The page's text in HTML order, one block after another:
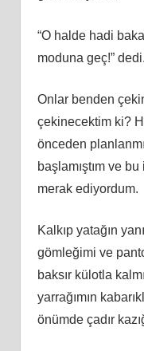
“O halde hadi
moduna geç!” dedi.
Onlar benden
çekinecektim ki?
önceden
başlamıştım ve
merak ediyordum.
Kalkıp yatağın
gömleğimi ve
baksır külotla
yarrağımın
önümde çadır